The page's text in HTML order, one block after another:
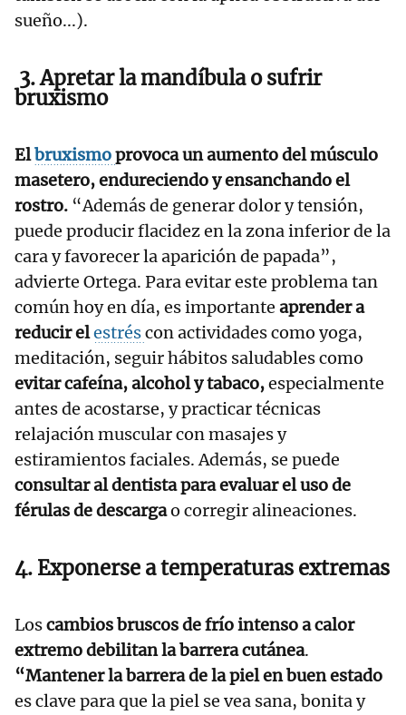
sueño...).
3. Apretar la mandíbula o sufrir
bruxismo
Elbruxismoprovoca un aumento del músculo
masetero, endureciendo y ensanchando el
rostro. “Además de generar dolor y tensión,
puede producir flacidez en la zona inferior de la
cara y favorecer la aparición de papada”,
advierte Ortega. Para evitar este problema tan
común hoy en día, es importante aprender a
reducir elestréscon actividades como yoga,
meditación, seguir hábitos saludables como
evitar cafeína, alcohol y tabaco,especialmente
antes de acostarse, y practicar técnicas
relajación muscular con masajes y
estiramientos faciales. Además, se puede
consultar al dentista para evaluar el uso de
férulas de descargao corregir alineaciones.
4. Exponerse a temperaturas extremas
Loscambios bruscos de frío intenso a calor
extremo debilitan la barrera cutánea.
“Mantener la barrera de la piel en buen estado
es clave para que la piel se vea sana, bonita y